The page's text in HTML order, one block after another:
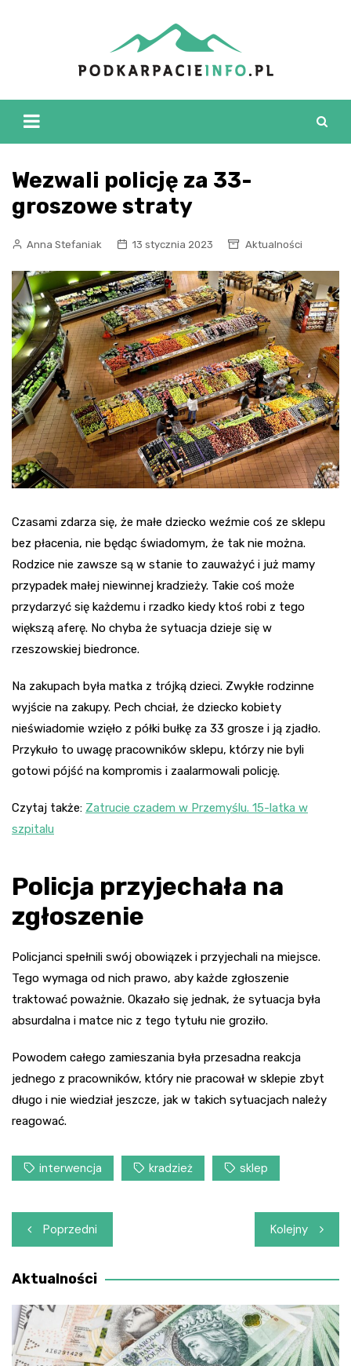
Wezwali policję za 33-
groszowe straty
Anna Stefaniak 13 stycznia 2023 Aktualności
Czasami zdarza się, że małe dziecko weźmie coś ze sklepu
bez płacenia, nie będąc świadomym, że tak nie można.
Rodzice nie zawsze są w stanie to zauważyć i już mamy
przypadek małej niewinnej kradzieży. Takie coś może
przydarzyć się każdemu i rzadko kiedy ktoś robi z tego
większą aferę. No chyba że sytuacja dzieje się w
rzeszowskiej biedronce.
Na zakupach była matka z trójką dzieci. Zwykłe rodzinne
wyjście na zakupy. Pech chciał, że dziecko kobiety
nieświadomie wzięło z półki bułkę za 33 grosze i ją zjadło.
Przykuło to uwagę pracowników sklepu, którzy nie byli
gotowi pójść na kompromis i zaalarmowali policję.
Czytaj także: Zatrucie czadem w Przemyślu. 15-latka w
szpitalu
Policja przyjechała na
zgłoszenie
Policjanci spełnili swój obowiązek i przyjechali na miejsce.
Tego wymaga od nich prawo, aby każde zgłoszenie
traktować poważnie. Okazało się jednak, że sytuacja była
absurdalna i matce nic z tego tytułu nie groziło.
Powodem całego zamieszania była przesadna reakcja
jednego z pracowników, który nie pracował w sklepie zbyt
długo i nie wiedział jeszcze, jak w takich sytuacjach należy
reagować.
interwencja kradzież sklep
Nawigacja
wpisu
Poprzedni Kolejny
Aktualności